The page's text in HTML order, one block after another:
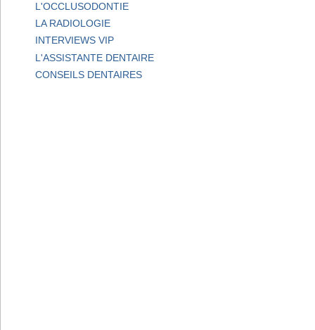
L'OCCLUSODONTIE
LA RADIOLOGIE
INTERVIEWS VIP
L'ASSISTANTE DENTAIRE
CONSEILS DENTAIRES